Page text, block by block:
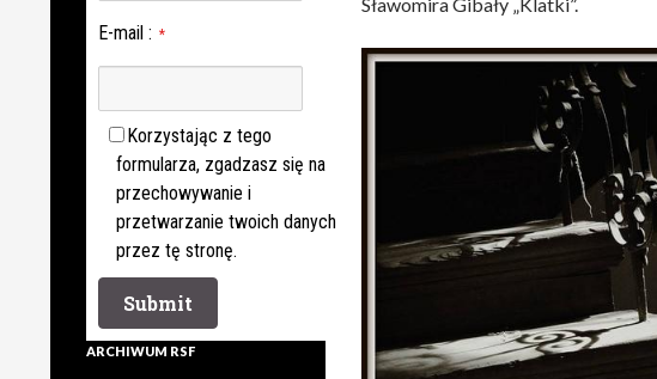
E-mail : *
Korzystając z tego
formularza, zgadzasz się na
przechowywanie i
przetwarzanie twoich danych
przez tę stronę.
ARCHIWUM RSF